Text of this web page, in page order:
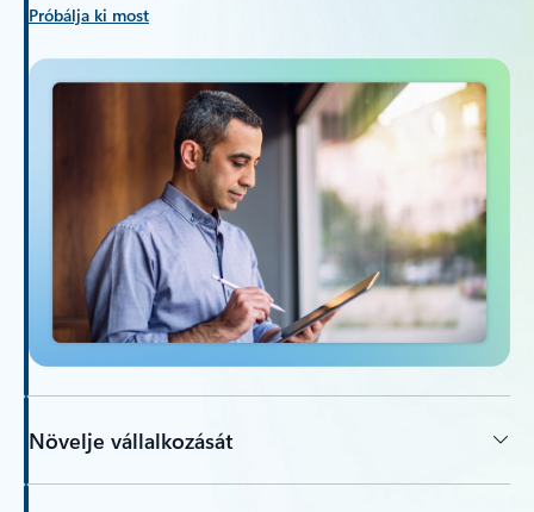
Próbálja ki most
Növelje vállalkozását